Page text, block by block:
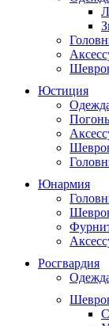
Юстиция
Юнармия
Росгвардия